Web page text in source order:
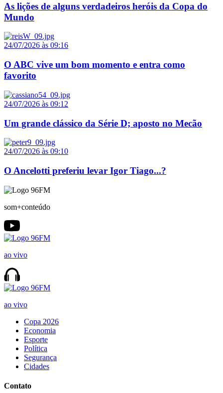
As lições de alguns verdadeiros heróis da Copa do
Mundo
24/07/2026 às 09:16
O ABC vive um bom momento e entra como
favorito
24/07/2026 às 09:12
Um grande clássico da Série D; aposto no Mecão
24/07/2026 às 09:10
O Ancelotti preferiu levar Igor Tiago...?
som+conteúdo
ao vivo
ao vivo
Copa 2026
Economia
Esporte
Política
Segurança
Cidades
Contato